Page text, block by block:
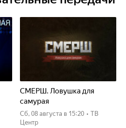
СМЕРШ. Ловушка для
самурая
сб, 08 августа в 15:20 • ТВ
Центр